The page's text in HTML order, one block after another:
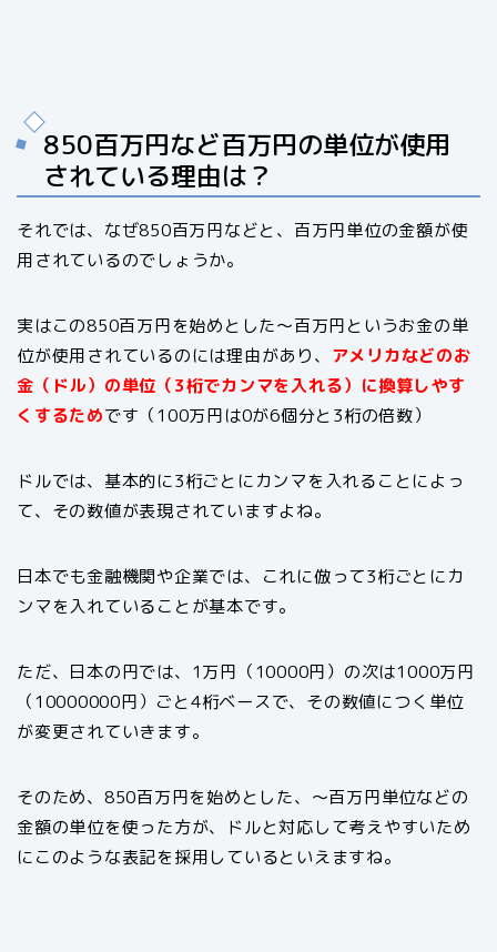
850百万円など百万円の単位が使用
されている理由は？
それでは、なぜ850百万円などと、百万円単位の金額が使
用されているのでしょうか。
実はこの850百万円を始めとした～百万円というお金の単
位が使用されているのには理由があり、 アメリカなどのお
金（ドル）の単位（3桁でカンマを入れる）に換算しやす
くするためです（100万円は0が6個分と3桁の倍数）
ドルでは、基本的に3桁ごとにカンマを入れることによっ
て、その数値が表現されていますよね。
日本でも金融機関や企業では、これに倣って3桁ごとにカ
ンマを入れていることが基本です。
ただ、日本の円では、1万円（10000円）の次は1000万円
（10000000円）ごと4桁ベースで、その数値につく単位
が変更されていきます。
そのため、850百万円を始めとした、～百万円単位などの
金額の単位を使った方が、ドルと対応して考えやすいため
にこのような表記を採用しているといえますね。